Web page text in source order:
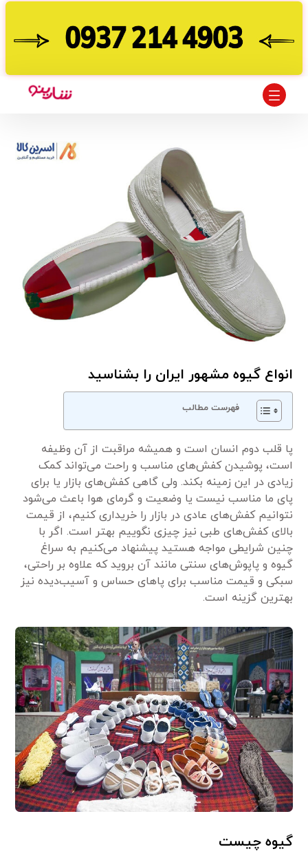
انواع گیوه مشهور ایران را بشناسید
فهرست مطالب
پا قلب دوم انسان است و همیشه مراقبت از آن وظیفه
است، پوشیدن کفش‌های مناسب و راحت می‌تواند کمک
زیادی در این زمینه بکند. ولی گاهی کفش‌های بازار یا برای
پای ما مناسب نیست یا وضعیت و گرمای هوا باعث می‌شود
نتوانیم کفش‌های عادی در بازار را خریداری کنیم، از قیمت
بالای کفش‌های طبی نیز چیزی نگوییم بهتر است. اگر با
چنین شرایطی مواجه هستید پیشنهاد می‌کنیم به سراغ
گیوه و پاپوش‌های سنتی مانند آن بروید که علاوه بر راحتی،
سبکی و قیمت مناسب برای پاهای حساس و آسیب‌دیده نیز
بهترین گزینه است.
گیوه چیست